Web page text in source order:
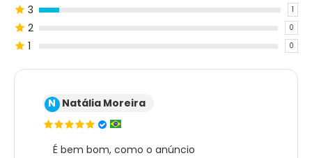
3 1
2 0
1 0
N Natália Moreira
É bem bom, como o anúncio